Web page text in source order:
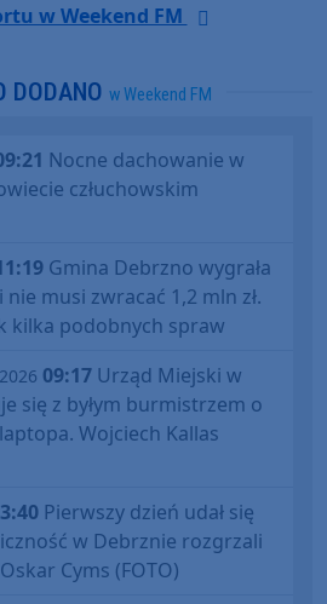
w Weekend FM
DODANO w Weekend FM
Nocne dachowanie w
człuchowskim
Gmina Debrzno wygrała
nie musi zwracać 1,2 mln zł.
kilka podobnych spraw
09:17 Urząd Miejski w
się z byłym burmistrzem o
Wojciech Kallas
Pierwszy dzień udał się
w Debrznie rozgrzali
Cyms (FOTO)